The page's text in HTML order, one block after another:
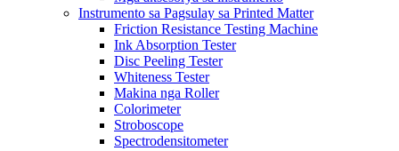
Instrumento sa Pagsulay sa Printed Matter
Friction Resistance Testing Machine
Ink Absorption Tester
Disc Peeling Tester
Whiteness Tester
Makina nga Roller
Colorimeter
Stroboscope
Spectrodensitometer